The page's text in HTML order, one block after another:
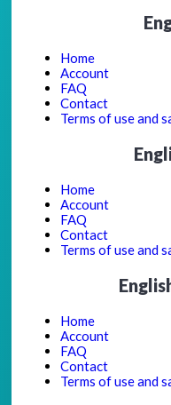
Home
Account
FAQ
Contact
Terms of use and
Home
Account
FAQ
Contact
Terms of use and
Home
Account
FAQ
Contact
Terms of use and